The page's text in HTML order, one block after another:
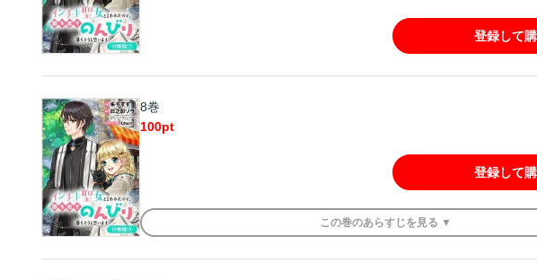
登録して
8巻
100pt
登録して
この巻のあらすじを 見る ▼